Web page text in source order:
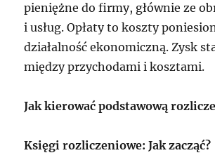
pieniężne do firmy, głównie ze
i usług. Opłaty to koszty
działalność ekonomiczną. Zysk
między przychodami i kosztami.
Jak kierować podstawową
Księgi rozliczeniowe: Jak zacząć?